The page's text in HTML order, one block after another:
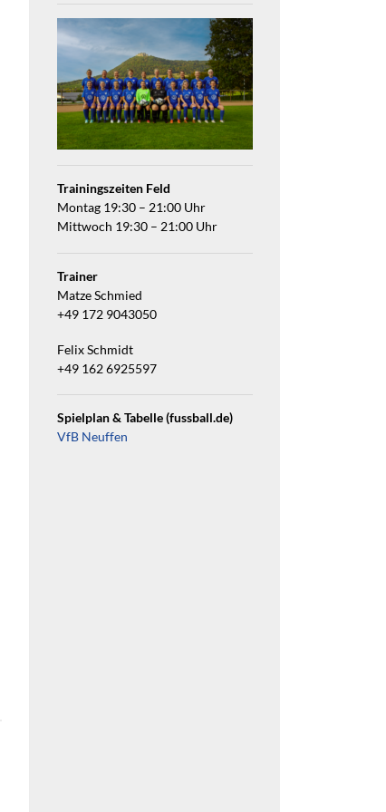
Trainingszeiten Feld
Montag 19:30 – 21:00 Uhr
Mittwoch 19:30 – 21:00 Uhr
Trainer
Matze Schmied
+49 172 9043050
Felix Schmidt
+49 162 6925597
Spielplan & Tabelle (fussball.de)
VfB Neuffen